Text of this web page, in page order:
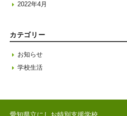
2022年4月
カテゴリー
お知らせ
学校生活